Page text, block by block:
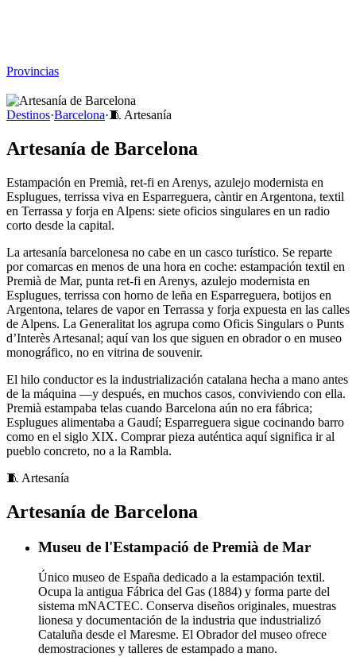
Provincias
Destinos·Barcelona·🧵 Artesanía
Artesanía de Barcelona
Estampación en Premià, ret-fi en Arenys, azulejo modernista en
Esplugues, terrissa viva en Esparreguera, càntir en Argentona, textil
en Terrassa y forja en Alpens: siete oficios singulares en un radio
corto desde la capital.
La artesanía barcelonesa no cabe en un casco turístico. Se reparte
por comarcas en menos de una hora en coche: estampación textil en
Premià de Mar, punta ret-fi en Arenys, azulejo modernista en
Esplugues, terrissa con horno de leña en Esparreguera, botijos en
Argentona, telares de vapor en Terrassa y forja expuesta en las calles
de Alpens. La Generalitat los agrupa como Oficis Singulars o Punts
d’Interès Artesanal; aquí van los que siguen en obrador o en museo
monográfico, no en vitrina de souvenir.
El hilo conductor es la industrialización catalana hecha a mano antes
de la máquina —y después, en muchos casos, conviviendo con ella.
Premià estampaba telas cuando Barcelona aún no era fábrica;
Esplugues alimentaba a Gaudí; Esparreguera sigue cocinando barro
como en el siglo XIX. Comprar pieza auténtica aquí significa ir al
pueblo concreto, no a la Rambla.
🧵 Artesanía
Artesanía de Barcelona
Museu de l'Estampació de Premià de Mar
Único museo de España dedicado a la estampación textil.
Ocupa la antigua Fábrica del Gas (1884) y forma parte del
sistema mNACTEC. Conserva diseños originales, muestras
lionesa y documentación de la industria que industrializó
Cataluña desde el Maresme. El Obrador del museo ofrece
demostraciones y talleres de estampado a mano.